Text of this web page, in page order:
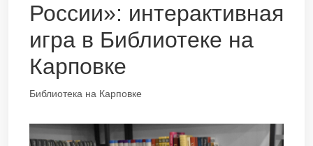
России»: интерактивная
игра в Библиотеке на
Карповке
Библиотека на Карповке